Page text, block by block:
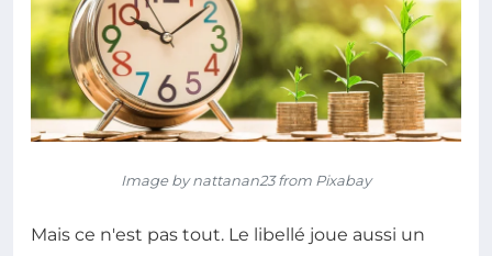
Image by nattanan23 from Pixabay
Mais ce n'est pas tout. Le libellé joue aussi un